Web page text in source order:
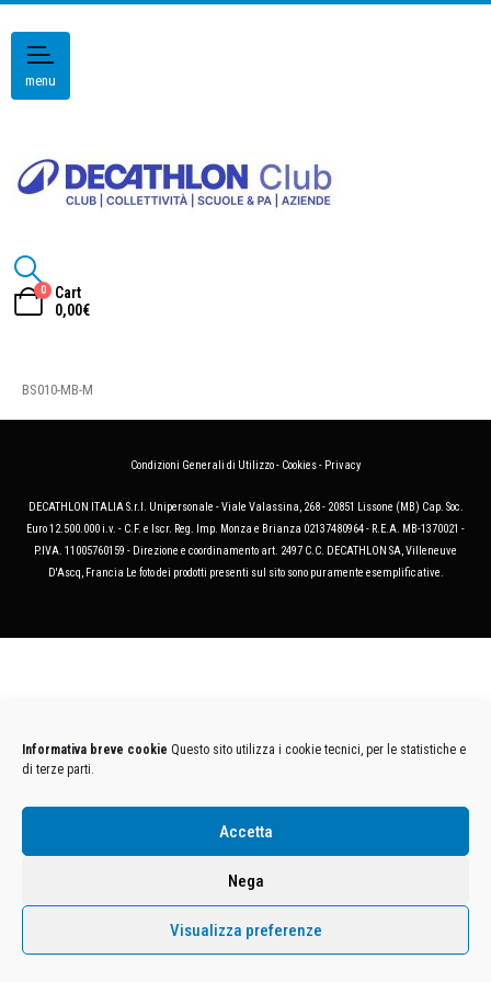
Informativa breve cookie Questo sito utilizza i cookie tecnici, per le statistiche e
di terze parti.
Accetta
Nega
Visualizza preferenze
menu
0
Cart
0,00€
BS010-MB-M
Condizioni Generali di Utilizzo- Cookies- Privacy
DECATHLON ITALIA S.r.l. Unipersonale - Viale Valassina, 268 - 20851 Lissone (MB) Cap. Soc.
Euro 12.500.000 i.v. - C.F. e Iscr. Reg. Imp. Monza e Brianza 02137480964 - R.E.A. MB-1370021 -
P.IVA. 11005760159 - Direzione e coordinamento art. 2497 C.C. DECATHLON SA, Villeneuve
D'Ascq, Francia Le foto dei prodotti presenti sul sito sono puramente esemplificative.